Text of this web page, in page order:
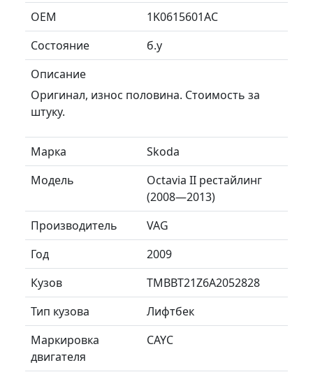
ОЕМ
1K0615601AC
Состояние
б.у
Описание
Оригинал, износ половина. Стоимость за
штуку.
Марка
Skoda
Модель
Octavia II рестайлинг
(2008—2013)
Производитель
VAG
Год
2009
Кузов
TMBBT21Z6A2052828
Тип кузова
Лифтбек
Маркировка
двигателя
CAYC